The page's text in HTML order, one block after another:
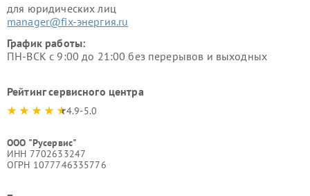
для юридических лиц
manager@fix-энергия.ru
График работы:
ПН-ВСК с 9:00 до 21:00 без перерывов и выходных
Рейтинг сервисного центра
4.9-5.0
ООО "Русервис"
ИНН 7702633247
ОГРН 1077746335776